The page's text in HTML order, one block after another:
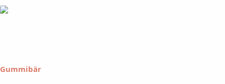
Gummibär